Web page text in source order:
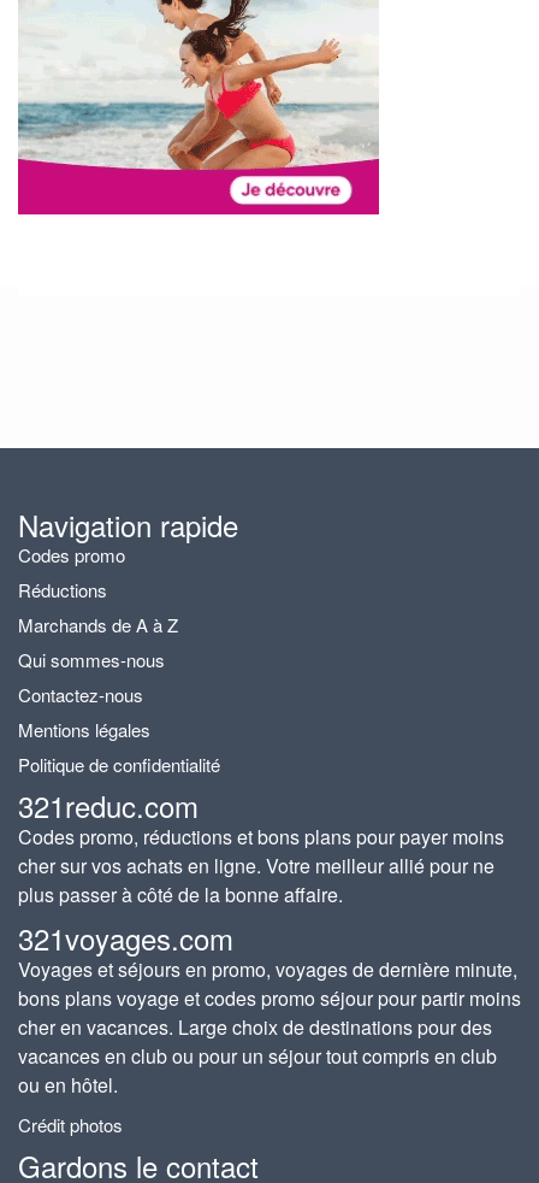
Navigation rapide
Codes promo
Réductions
Marchands de A à Z
Qui sommes-nous
Contactez-nous
Mentions légales
Politique de confidentialité
321reduc.com
Codes promo, réductions et bons plans pour payer moins
cher sur vos achats en ligne. Votre meilleur allié pour ne
plus passer à côté de la bonne affaire.
321voyages.com
Voyages et séjours en promo, voyages de dernière minute,
bons plans voyage et codes promo séjour pour partir moins
cher en vacances. Large choix de destinations pour des
vacances en club ou pour un séjour tout compris en club
ou en hôtel.
Crédit photos
Gardons le contact